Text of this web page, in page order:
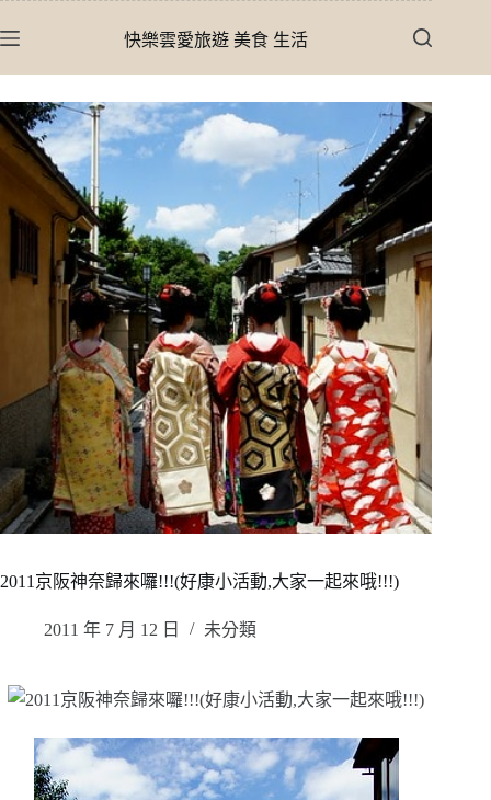
至
內
容
快樂雲愛旅遊 美食 生活
2011京阪神奈歸來囉!!!(好康小活動,大家一起來哦!!!)
2011 年 7 月 12 日 未分類